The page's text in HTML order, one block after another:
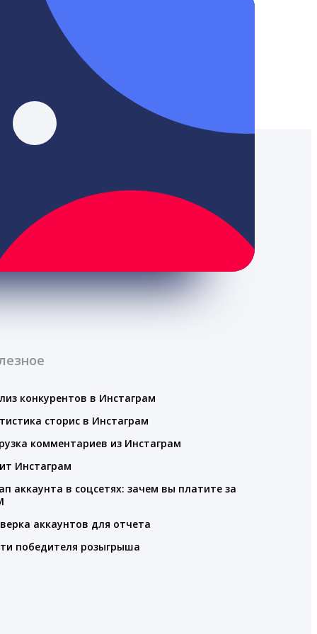
конкурентов в Инстаграм
сторис в Инстаграм
комментариев из Инстаграм
Инстаграм
аккаунта в соцсетях: зачем вы платите за
аккаунтов для отчета
победителя розыгрыша